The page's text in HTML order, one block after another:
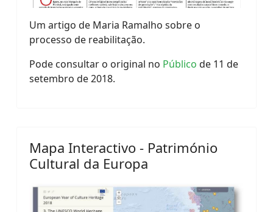
Um artigo de Maria Ramalho sobre o
processo de reabilitação.
Pode consultar o original no Público de 11 de
setembro de 2018.
Mapa Interactivo - Património
Cultural da Europa